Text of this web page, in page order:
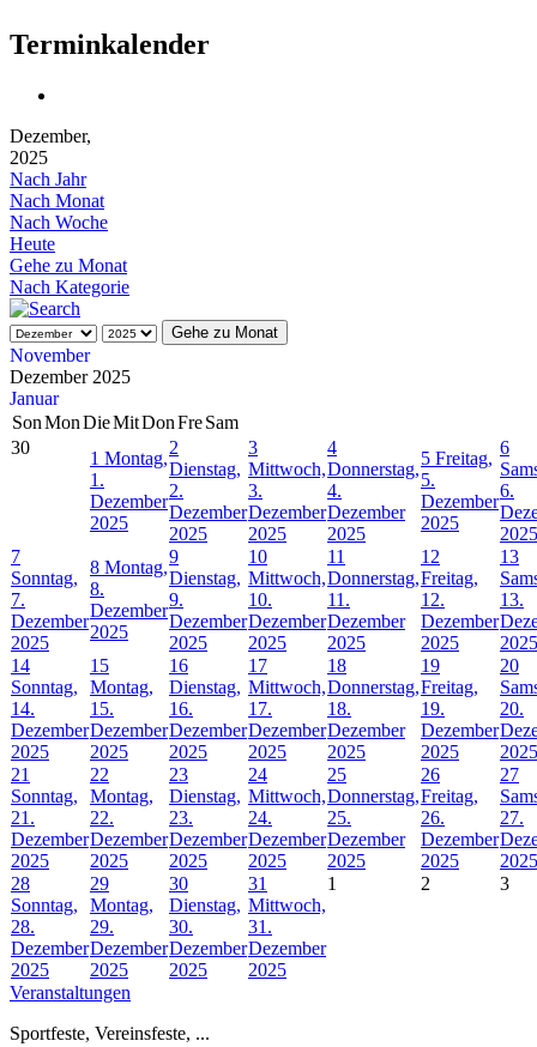
Terminkalender
Dezember,
2025
Nach Jahr
Nach Monat
Nach Woche
Heute
Gehe zu Monat
Nach Kategorie
Gehe zu Monat
November
Dezember 2025
Januar
SonMonDieMitDonFreSam
30
1 Montag,
1.
Dezember
2025
2
Dienstag,
2.
Dezember
2025
3
Mittwoch,
3.
Dezember
2025
4
Donnerstag,
4.
Dezember
2025
5 Freitag,
5.
Dezember
2025
6
6.
2025
7
Sonntag,
7.
Dezember
2025
8 Montag,
8.
Dezember
2025
9
Dienstag,
9.
Dezember
2025
10
Mittwoch,
10.
Dezember
2025
11
Donnerstag,
11.
Dezember
2025
12
Freitag,
12.
Dezember
2025
13
13.
2025
14
Sonntag,
14.
Dezember
2025
15
Montag,
15.
Dezember
2025
16
Dienstag,
16.
Dezember
2025
17
Mittwoch,
17.
Dezember
2025
18
Donnerstag,
18.
Dezember
2025
19
Freitag,
19.
Dezember
2025
20
20.
2025
21
Sonntag,
21.
Dezember
2025
22
Montag,
22.
Dezember
2025
23
Dienstag,
23.
Dezember
2025
24
Mittwoch,
24.
Dezember
2025
25
Donnerstag,
25.
Dezember
2025
26
Freitag,
26.
Dezember
2025
27
27.
2025
28
Sonntag,
28.
Dezember
2025
29
Montag,
29.
Dezember
2025
30
Dienstag,
30.
Dezember
2025
31
Mittwoch,
31.
Dezember
2025
1 2 3
Veranstaltungen
Sportfeste, Vereinsfeste, ...